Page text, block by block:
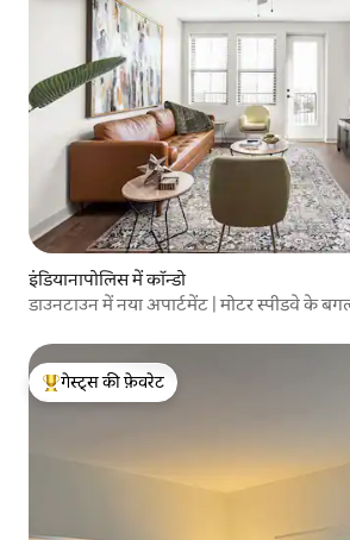
इंडियानापोलिस में कॉन्डो
डाउनटाउन में नया अपार्टमेंट | मोटर स्पीडवे के
गेस्ट्स का टॉप फ़ेवरेट
गेस्ट्स की फ़ेवरेट